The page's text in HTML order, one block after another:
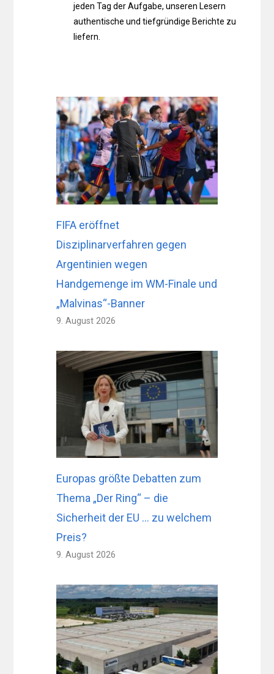
jeden Tag der Aufgabe, unseren Lesern
authentische und tiefgründige Berichte zu
liefern.
FIFA eröffnet
Disziplinarverfahren gegen
Argentinien wegen
Handgemenge im WM-Finale und
„Malvinas“-Banner
9. August 2026
Europas größte Debatten zum
Thema „Der Ring“ – die
Sicherheit der EU … zu welchem ​​
Preis?
9. August 2026